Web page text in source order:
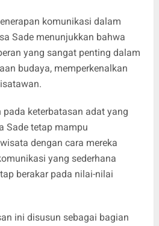
komunikasi dalam
Sade menunjukkan bahwa
yang sangat penting dalam
budaya, memperkenalkan
keterbatasan adat yang
Sade tetap mampu
dengan cara mereka
yang sederhana
berakar pada nilai-nilai
ini disusun sebagai bagian